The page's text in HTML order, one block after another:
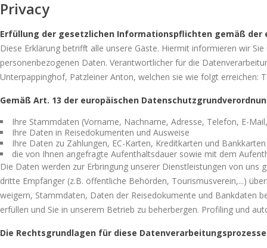
Privacy
Erfüllung der gesetzlichen Informationspflichten gemäß der
Diese Erklärung betrifft alle unsere Gäste. Hiermit informieren wir
personenbezogenen Daten. Verantwortlicher für die
Unterpappinghof, Patzleiner Anton, welchen sie wie folgt erreichen:
Gemäß Art. 13 der europäischen
Ihre Stammdaten (Vorname, Nachname, Adresse, Telefon, E-
Ihre Daten in Reisedokumenten und Ausweise
Ihre Daten zu Zahlungen, EC-Karten, Kreditkarten und Bankkarten
die von Ihnen angefragte Aufenthaltsdauer sowie mit dem
Die Daten werden zur Erbringung unserer Dienstleistungen von
dritte Empfänger (z.B. öffentliche Behörden, Tourismusverein,...)
weigern, Stammdaten, Daten der Reisedokumente und Bankdaten
erfüllen und Sie in unserem Betrieb zu beherbergen. Profiling und
Die Rechtsgrundlagen für diese